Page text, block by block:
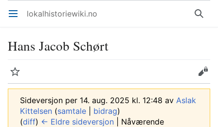
Åpne hovedmenyen lokalhistoriewiki.no Søk
Hans Jacob Schørt
Overvåk Rediger
Sideversjon per 14. aug. 2025 kl. 12:48 av Aslak
Kittelsen (samtale bidrag)
(diff) ← Eldre sideversjon | Nåværende